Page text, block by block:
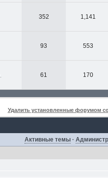
352 1,141
93 553
61 170
Удалить установленные форумом
Активные темы ·